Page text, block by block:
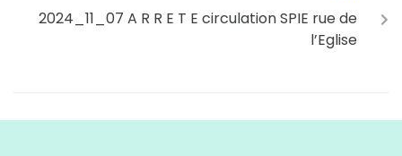
2024_11_07 A R R E T E circulation SPIE rue de
l’Eglise